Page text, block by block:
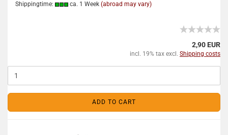
Shippingtime:
ca. 1 Week (abroad may vary)
2,90 EUR
incl. 19% tax excl. Shipping costs
ADD TO CART